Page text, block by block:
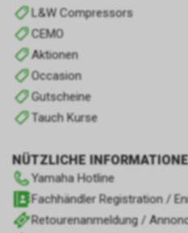
L&W Compressors
CEMO
Aktionen
Occasion
Gutscheine
Tauch Kurse
NÜTZLICHE
Yamaha Hotline
Fachhändler Registration /
Retourenanmeldung /